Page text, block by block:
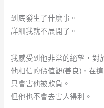
到底發生了什麼事。
詳細我就不展開了。
我感受到他非常的絕望，對
他相信的價值觀(善良)，在
只會害他被欺負。
但他也不會去害人得利。